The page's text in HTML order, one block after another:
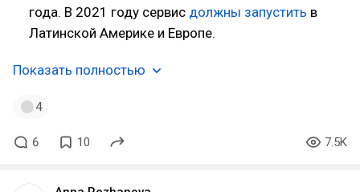
года. В 2021 году сервис должны запустить в
Латинской Америке и Европе.
Показать полностью
4
6 10 7.5K